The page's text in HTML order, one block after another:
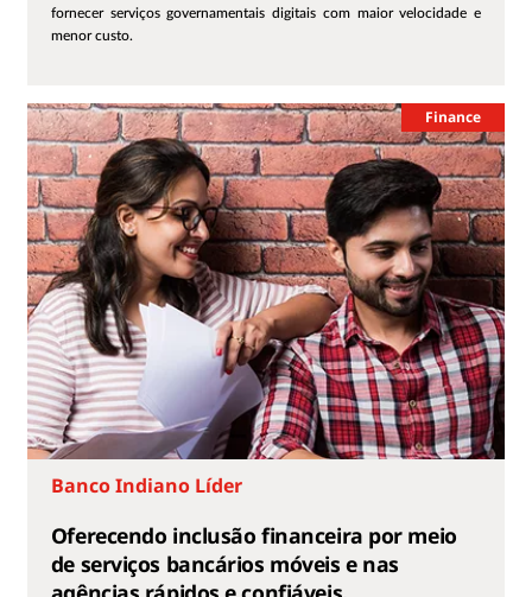
fornecer serviços governamentais digitais com maior velocidade e
menor custo.
Finance
Banco Indiano Líder
Oferecendo inclusão financeira por meio
de serviços bancários móveis e nas